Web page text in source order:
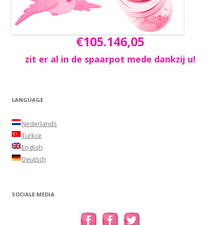
€105.146,05
zit er al in de spaarpot mede dankzij u!
LANGUAGE
Nederlands
Turkce
English
Deutsch
SOCIALE MEDIA